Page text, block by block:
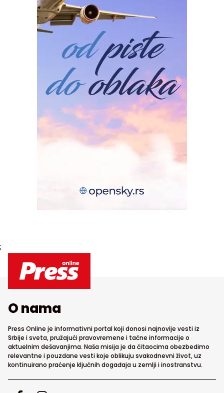
;
O nama
Press Online je informativni portal koji donosi najnovije vesti iz
Srbije i sveta, pružajući pravovremene i tačne informacije o
aktuelnim dešavanjima. Naša misija je da čitaocima obezbedimo
relevantne i pouzdane vesti koje oblikuju svakodnevni život, uz
kontinuirano praćenje ključnih događaja u zemlji i inostranstvu.